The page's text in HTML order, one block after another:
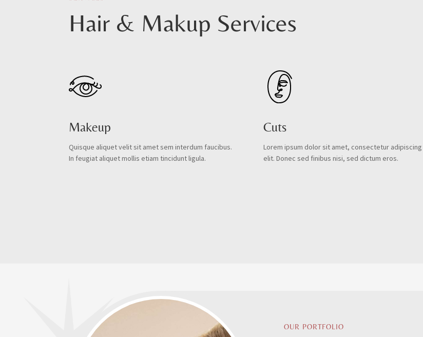
Hair & Makup Services
Makeup
Quisque aliquet velit sit amet sem interdum faucibus.
In feugiat aliquet mollis etiam tincidunt ligula.
Cuts
Lorem ipsum dolor sit amet, consectetur adipiscing
elit. Donec sed finibus nisi, sed dictum eros.
OUR PORTFOLIO